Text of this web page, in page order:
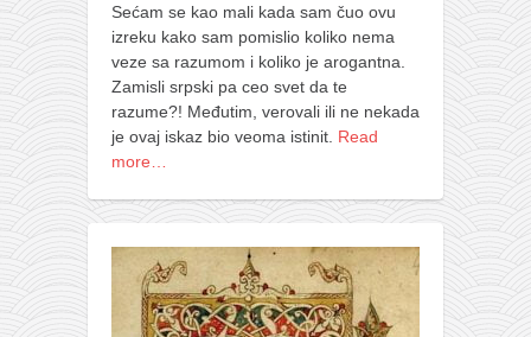
Sećam se kao mali kada sam čuo ovu
izreku kako sam pomislio koliko nema
veze sa razumom i koliko je arogantna.
Zamisli srpski pa ceo svet da te
razume?! Međutim, verovali ili ne nekada
je ovaj iskaz bio veoma istinit. Read
more…